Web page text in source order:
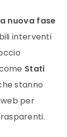
nuova fase
interventi
Stati
stanno
per